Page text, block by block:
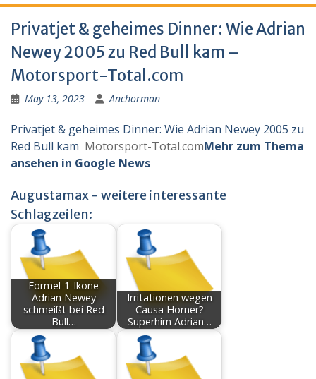
Privatjet & geheimes Dinner: Wie Adrian
Newey 2005 zu Red Bull kam –
Motorsport-Total.com
May 13, 2023 Anchorman
Privatjet & geheimes Dinner: Wie Adrian Newey 2005 zu
Red Bull kam Motorsport-Total.comMehr zum Thema
ansehen in Google News
Augustamax - weitere interessante
Schlagzeilen:
Formel-1-Ikone
Adrian Newey
schmeißt bei Red
Bull…
Irritationen wegen
Causa Horner?
Superhirn Adrian…